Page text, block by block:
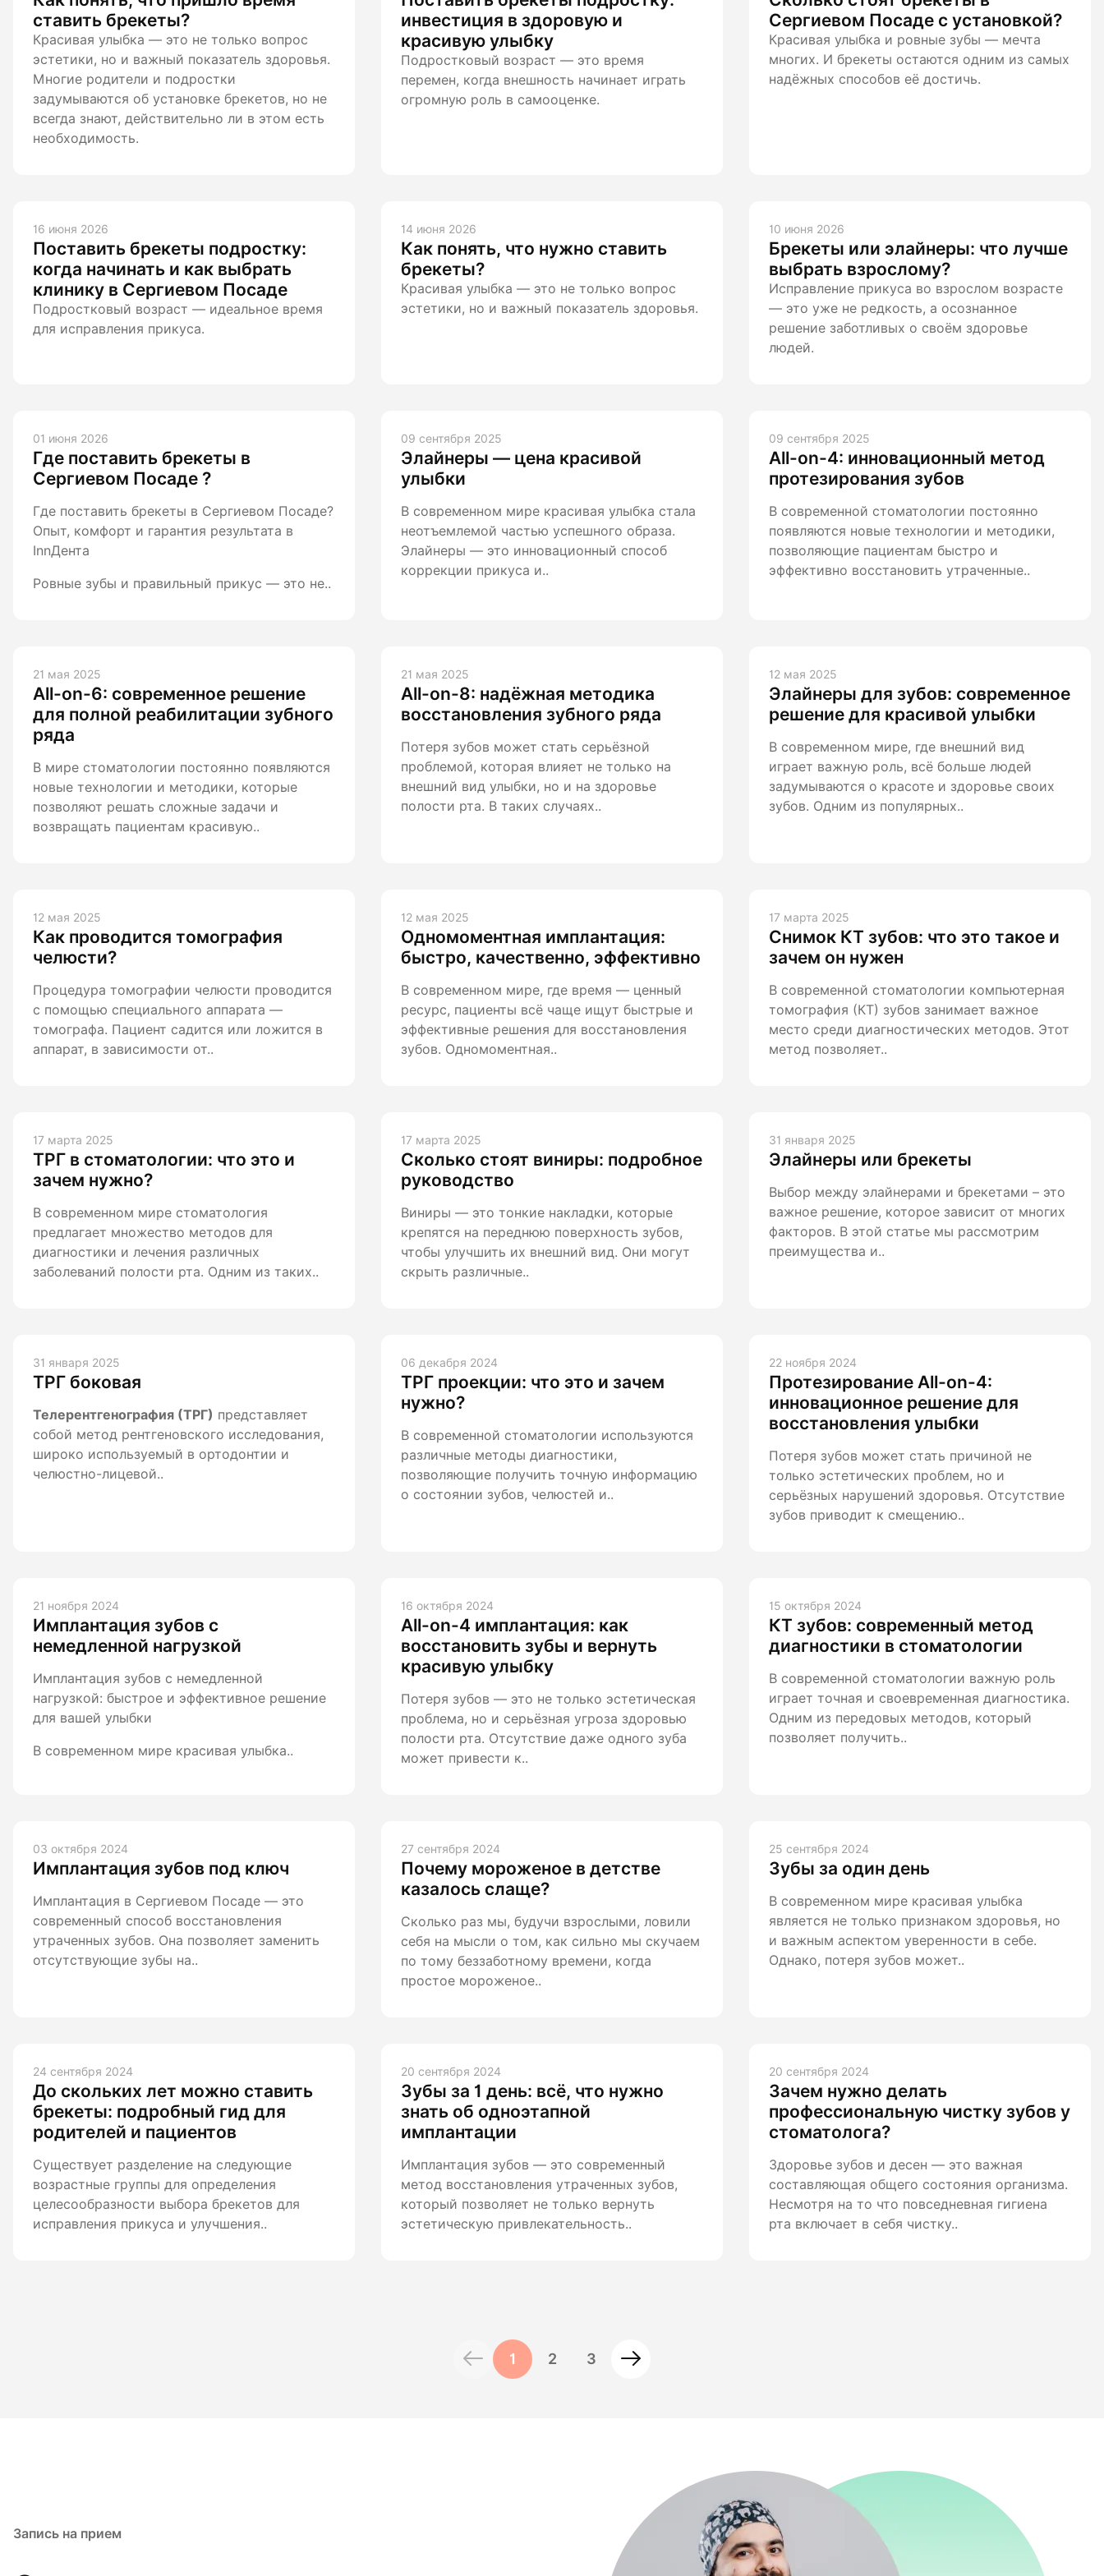
Гигиена полости рта
ставить брекеты?
Красивая улыбка — это не только вопрос
эстетики, но и важный показатель здоровья.
Многие родители и подростки
задумываются об установке брекетов, но не
всегда знают, действительно ли в этом есть
необходимость.
инвестиция в здоровую и
красивую улыбку
Подростковый возраст — это время
перемен, когда внешность начинает играть
огромную роль в самооценке.
Сергиевом Посаде с установкой?
Красивая улыбка и ровные зубы — мечта
многих. И брекеты остаются одним из самых
надёжных способов её достичь.
16 июня 2026
Поставить брекеты подростку:
когда начинать и как выбрать
клинику в Сергиевом Посаде
Подростковый возраст — идеальное время
для исправления прикуса.
14 июня 2026
Как понять, что нужно ставить
брекеты?
Красивая улыбка — это не только вопрос
эстетики, но и важный показатель здоровья.
10 июня 2026
Брекеты или элайнеры: что лучше
выбрать взрослому?
Исправление прикуса во взрослом возрасте
— это уже не редкость, а осознанное
решение заботливых о своём здоровье
людей.
01 июня 2026
Где поставить брекеты в
Сергиевом Посаде ?
Где поставить брекеты в Сергиевом Посаде?
Опыт, комфорт и гарантия результата в
InnДента
Ровные зубы и правильный прикус — это не..
09 сентября 2025
Элайнеры — цена красивой
улыбки
В современном мире красивая улыбка стала
неотъемлемой частью успешного образа.
Элайнеры — это инновационный способ
коррекции прикуса и..
09 сентября 2025
All-on-4: инновационный метод
протезирования зубов
В современной стоматологии постоянно
появляются новые технологии и методики,
позволяющие пациентам быстро и
эффективно восстановить утраченные..
21 мая 2025
All-on-6: современное решение
для полной реабилитации зубного
ряда
В мире стоматологии постоянно появляются
новые технологии и методики, которые
позволяют решать сложные задачи и
возвращать пациентам красивую..
21 мая 2025
All-on-8: надёжная методика
восстановления зубного ряда
Потеря зубов может стать серьёзной
проблемой, которая влияет не только на
внешний вид улыбки, но и на здоровье
полости рта. В таких случаях..
12 мая 2025
Элайнеры для зубов: современное
решение для красивой улыбки
В современном мире, где внешний вид
играет важную роль, всё больше людей
задумываются о красоте и здоровье своих
зубов. Одним из популярных..
12 мая 2025
Как проводится томография
челюсти?
Процедура томографии челюсти проводится
с помощью специального аппарата —
томографа. Пациент садится или ложится в
аппарат, в зависимости от..
12 мая 2025
Одномоментная имплантация:
быстро, качественно, эффективно
В современном мире, где время — ценный
ресурс, пациенты всё чаще ищут быстрые и
эффективные решения для восстановления
зубов. Одномоментная..
17 марта 2025
Снимок КТ зубов: что это такое и
зачем он нужен
В современной стоматологии компьютерная
томография (КТ) зубов занимает важное
место среди диагностических методов. Этот
метод позволяет..
17 марта 2025
ТРГ в стоматологии: что это и
зачем нужно?
В современном мире стоматология
предлагает множество методов для
диагностики и лечения различных
заболеваний полости рта. Одним из таких..
17 марта 2025
Сколько стоят виниры: подробное
руководство
Виниры — это тонкие накладки, которые
крепятся на переднюю поверхность зубов,
чтобы улучшить их внешний вид. Они могут
скрыть различные..
31 января 2025
Элайнеры или брекеты
Выбор между элайнерами и брекетами – это
важное решение, которое зависит от многих
факторов. В этой статье мы рассмотрим
преимущества и..
31 января 2025
ТРГ боковая
Телерентгенография (ТРГ) представляет
собой метод рентгеновского исследования,
широко используемый в ортодонтии и
челюстно-лицевой..
06 декабря 2024
ТРГ проекции: что это и зачем
нужно?
В современной стоматологии используются
различные методы диагностики,
позволяющие получить точную информацию
о состоянии зубов, челюстей и..
22 ноября 2024
Протезирование All-on-4:
инновационное решение для
восстановления улыбки
Потеря зубов может стать причиной не
только эстетических проблем, но и
серьёзных нарушений здоровья. Отсутствие
зубов приводит к смещению..
21 ноября 2024
Имплантация зубов с
немедленной нагрузкой
Имплантация зубов с немедленной
нагрузкой: быстрое и эффективное решение
для вашей улыбки
В современном мире красивая улыбка..
16 октября 2024
All-on-4 имплантация: как
восстановить зубы и вернуть
красивую улыбку
Потеря зубов — это не только эстетическая
проблема, но и серьёзная угроза здоровью
полости рта. Отсутствие даже одного зуба
может привести к..
15 октября 2024
КТ зубов: современный метод
диагностики в стоматологии
В современной стоматологии важную роль
играет точная и своевременная диагностика.
Одним из передовых методов, который
позволяет получить..
03 октября 2024
Имплантация зубов под ключ
Имплантация в Сергиевом Посаде — это
современный способ восстановления
утраченных зубов. Она позволяет заменить
отсутствующие зубы на..
27 сентября 2024
Почему мороженое в детстве
казалось слаще?
Сколько раз мы, будучи взрослыми, ловили
себя на мысли о том, как сильно мы скучаем
по тому беззаботному времени, когда
простое мороженое..
25 сентября 2024
Зубы за один день
В современном мире красивая улыбка
является не только признаком здоровья, но
и важным аспектом уверенности в себе.
Однако, потеря зубов может..
24 сентября 2024
До скольких лет можно ставить
брекеты: подробный гид для
родителей и пациентов
Существует разделение на следующие
возрастные группы для определения
целесообразности выбора брекетов для
исправления прикуса и улучшения..
20 сентября 2024
Зубы за 1 день: всё, что нужно
знать об одноэтапной
имплантации
Имплантация зубов — это современный
метод восстановления утраченных зубов,
который позволяет не только вернуть
эстетическую привлекательность..
20 сентября 2024
Зачем нужно делать
профессиональную чистку зубов у
стоматолога?
Здоровье зубов и десен — это важная
составляющая общего состояния организма.
Несмотря на то что повседневная гигиена
рта включает в себя чистку..
1 2 3
Запись на прием